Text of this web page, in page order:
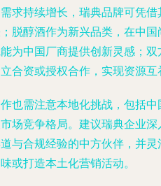
求持续增长，瑞典品牌可凭借
脱醇酒作为新兴品类，在中
为中国厂商提供创新灵感；
合资或授权合作，实现资源互
也需注意本地化挑战，包括
场竞争格局。建议瑞典企业
与合规经验的中方伙伴，并
或打造本土化营销活动。